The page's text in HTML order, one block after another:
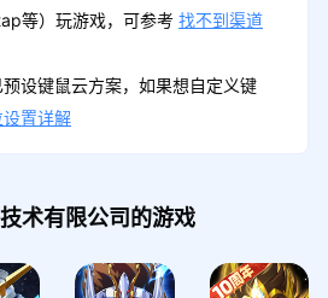
等）玩游戏，可参考 找不到渠道
设键鼠云方案，如果想自定义键
置详解
术有限公司的游戏